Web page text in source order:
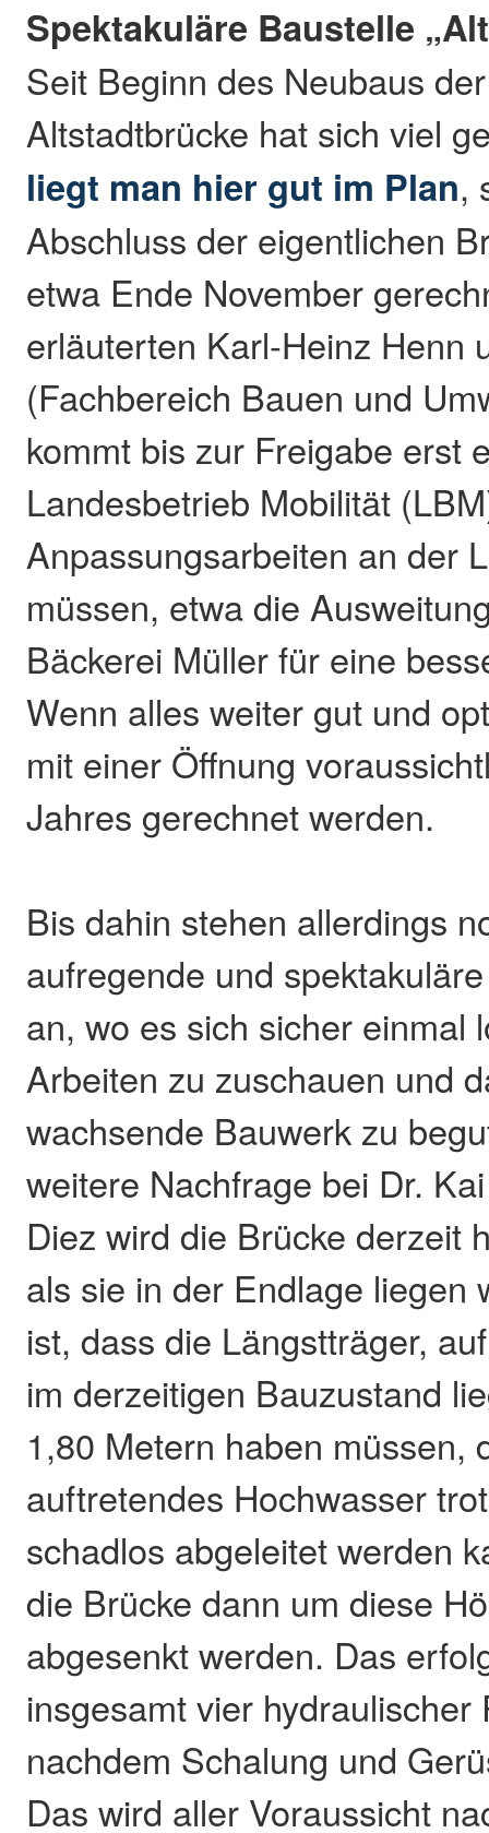
Spektakuläre Baustelle
Seit Beginn des Neubaus
Altstadtbrücke hat sich viel
liegt man hier gut im Plan,
Abschluss der eigentlichen
etwa Ende November
erläuterten Karl-Heinz Henn
(Fachbereich Bauen und
kommt bis zur Freigabe erst
Landesbetrieb Mobilität
Anpassungsarbeiten an der
müssen, etwa die
Bäckerei Müller für eine
Wenn alles weiter gut und
mit einer Öffnung
Jahres gerechnet werden.
Bis dahin stehen allerdings
aufregende und
an, wo es sich sicher einmal
Arbeiten zu zuschauen und
wachsende Bauwerk zu
weitere Nachfrage bei Dr.
Diez wird die Brücke derzeit
als sie in der Endlage liegen
ist, dass die Längstträger,
im derzeitigen Bauzustand
1,80 Metern haben müssen,
auftretendes Hochwasser
schadlos abgeleitet werden
die Brücke dann um diese
abgesenkt werden. Das
insgesamt vier hydraulischer
nachdem Schalung und
Das wird aller Voraussicht